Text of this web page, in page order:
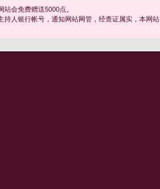
会免费赠送5000点。
人银行帐号，通知网站网管，经查证属实，本网站